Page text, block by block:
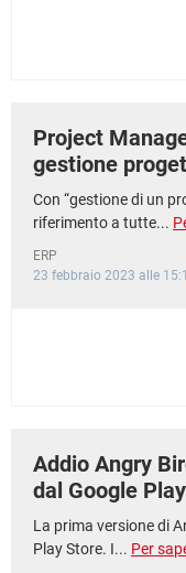
Project
gestione
Con “gestione di un
riferimento a tutte...
ERP
23 febbraio 2023 alle
Addio Angry
dal Google Play
La prima versione di
Play Store. I... Per